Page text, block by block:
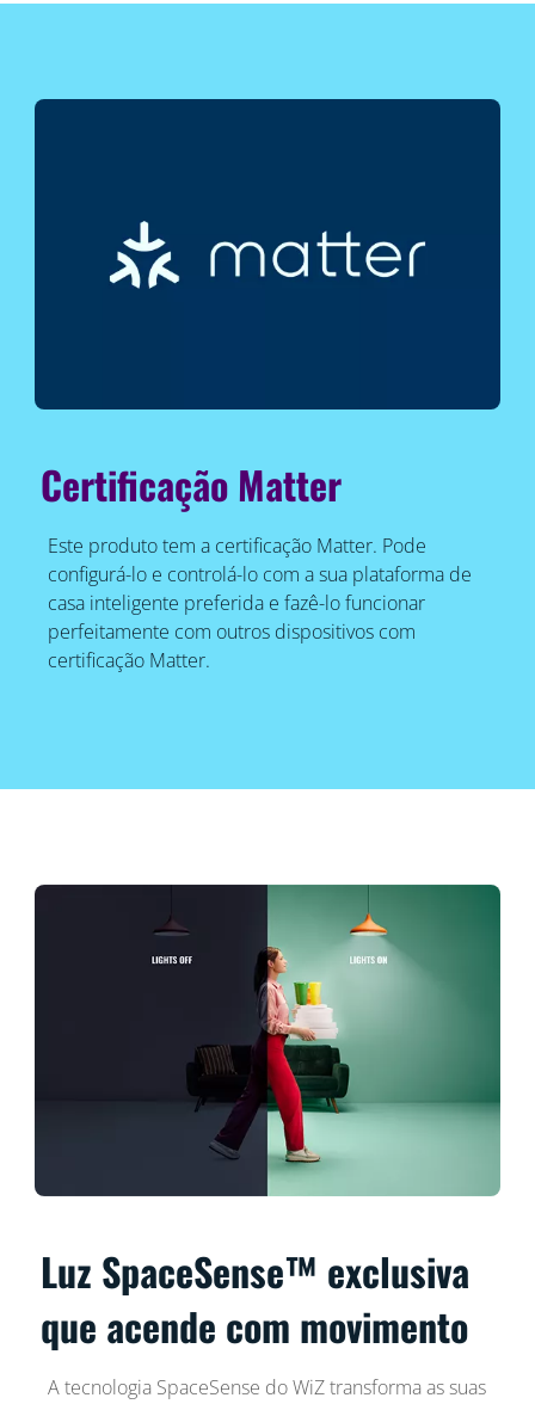
Certificação Matter
Este produto tem a certificação Matter. Pode
configurá-lo e controlá-lo com a sua plataforma de
casa inteligente preferida e fazê-lo funcionar
perfeitamente com outros dispositivos com
certificação Matter.
Luz SpaceSense™ exclusiva
que acende com movimento
A tecnologia SpaceSense do WiZ transforma as suas